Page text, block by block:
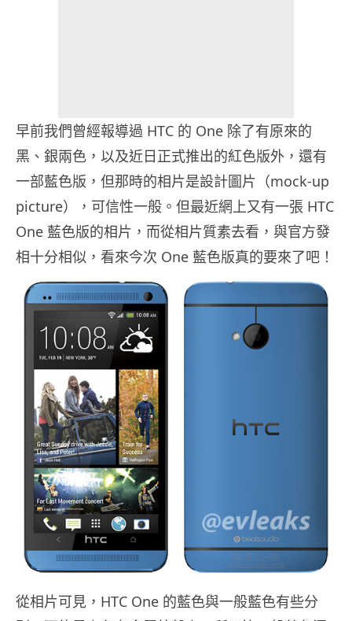
早前我們曾經報導過 HTC 的 One 除了有原來的
黑、銀兩色，以及近日正式推出的紅色版外，還有
一部藍色版，但那時的相片是設計圖片（mock-up
picture），可信性一般。但最近網上又有一張 HTC
One 藍色版的相片，而從相片質素去看，與官方發
相十分相似，看來今次 One 藍色版真的要來了吧！
從相片可見，HTC One 的藍色與一般藍色有些分